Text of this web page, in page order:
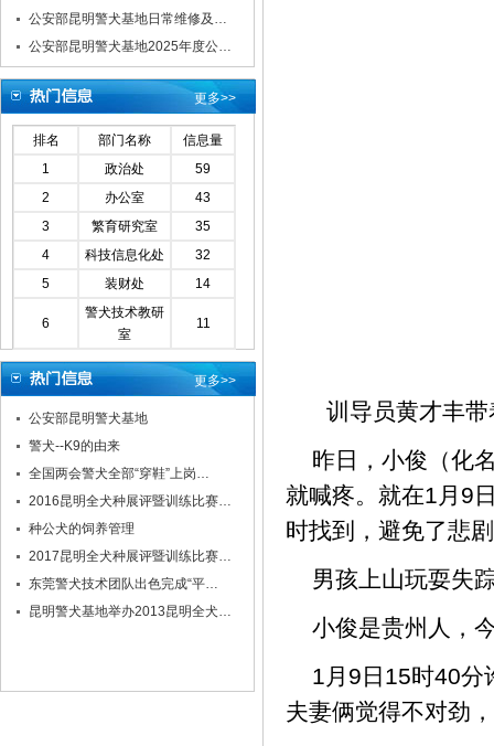
公安部昆明警犬基地日常维修及…
公安部昆明警犬基地2025年度公…
更多>>
排名 部门名称
信息量
1
政治处
59
2
办公室
43
3
繁育研究室
35
4
科技信息化处
32
5
装财处 14
6
警犬技术教研
室
11
更多>>
公安部昆明警犬基地
警犬--K9的由来
全国两会警犬全部“穿鞋”上岗…
2016昆明全犬种展评暨训练比赛…
种公犬的饲养管理
2017昆明全犬种展评暨训练比赛…
东莞警犬技术团队出色完成“平…
昆明警犬基地举办2013昆明全犬…
训导员黄才丰
昨日，小俊（化
就喊疼。就在1月9
时找到，避免了悲
男孩上山玩耍失
小俊是贵州人，
1月9日15时40分
夫妻俩觉得不对劲